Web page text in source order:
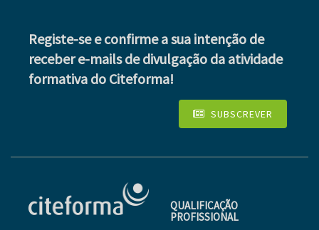
Registe-se e confirme a sua intenção de
receber e-mails de divulgação da atividade
formativa do Citeforma!
SUBSCREVER
QUALIFICAÇÃO
PROFISSIONAL